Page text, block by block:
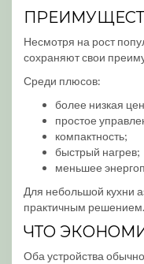
Несмотря на рост
сохраняют свои
Среди плюсов:
более низкая
простое
компактность;
быстрый нагрев;
меньшее
Для небольшой кухни
практичным решением.
ЧТО
Оба устройства